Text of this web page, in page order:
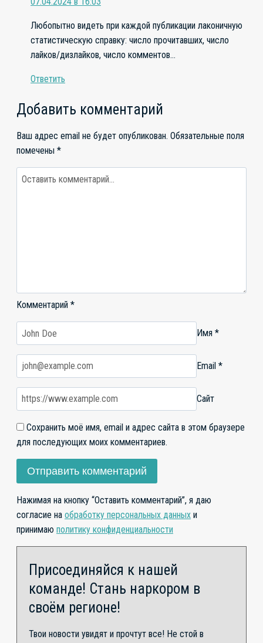
Любопытно видеть при каждой публикации лаконичную
статистическую справку: число прочитавших, число
лайков/дизлайков, число комментов…
Ответить
Добавить комментарий
Ваш адрес email не будет опубликован. Обязательные поля
помечены *
Комментарий *
Имя *
Email *
Сайт
Сохранить моё имя, email и адрес сайта в этом браузере
для последующих моих комментариев.
Нажимая на кнопку “Оставить комментарий”, я даю
согласие на обработку персональных данных и
принимаю политику конфиденциальности
Присоединяйся к нашей
команде! Стань наркором в
своём регионе!
Твои новости увидят и прочтут все! Не стой в